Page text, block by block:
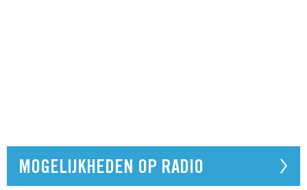
MOGELIJKHEDEN OP RADIO